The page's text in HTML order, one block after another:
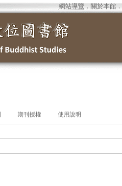
網站導覽 ． 關於本館．
期刊授權 使用說明